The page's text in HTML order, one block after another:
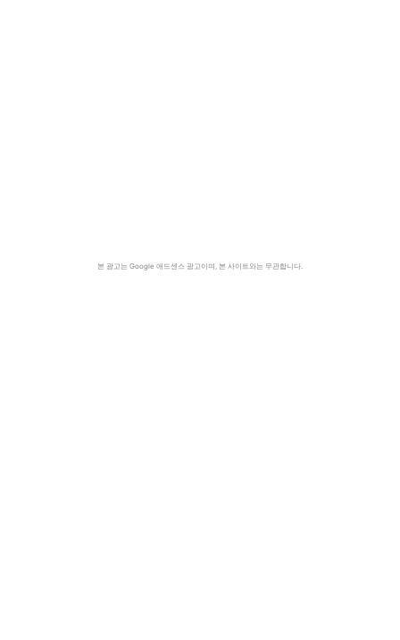
본 광고는 Google 애드센스 광고이며, 본 사이트와는 무관합니다.